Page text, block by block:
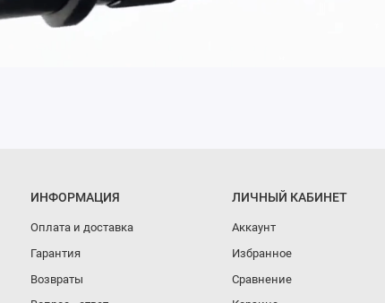
ИНФОРМАЦИЯ
Оплата и доставка
Гарантия
Возвраты
ЛИЧНЫЙ КАБИНЕТ
Аккаунт
Избранное
Сравнение